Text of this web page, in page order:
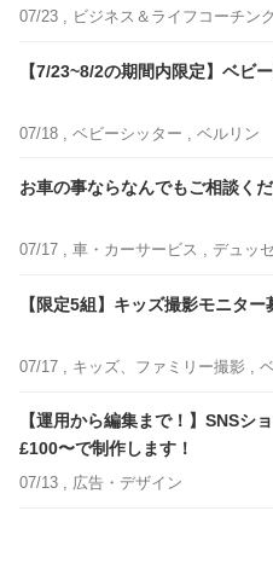
07/23 , ビジネス＆ライフコーチン
【7/23~8/2の期間内限定】ベビ
07/18 , ベビーシッター , ベルリン
お車の事ならなんでもご相談くだ
07/17 , 車・カーサービス , デュッ
【限定5組】キッズ撮影モニター
07/17 , キッズ、ファミリー撮影 ,
【運用から編集まで！】SNSシ
£100〜で制作します！
07/13 , 広告・デザイン